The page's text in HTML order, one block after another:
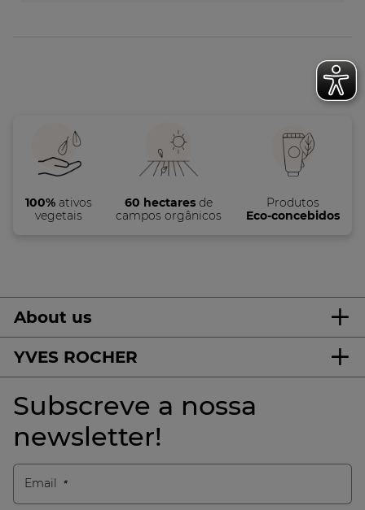
100%ativos
vegetais
60 hectares de
campos orgânicos
Produtos
Eco-concebidos
About us
YVES ROCHER
Subscreve a nossa
newsletter!
Email